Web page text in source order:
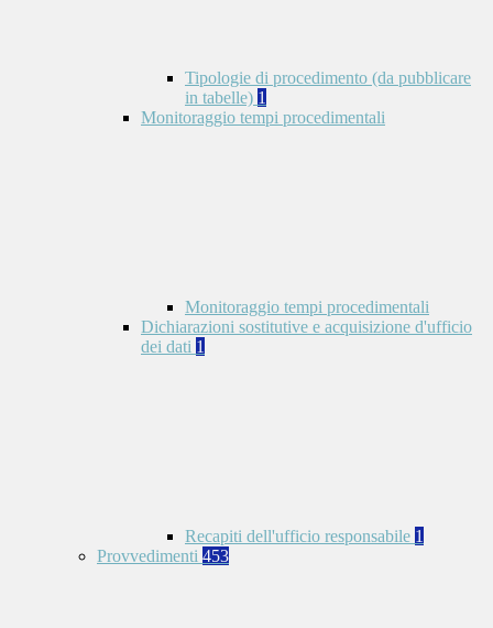
Tipologie di procedimento (da pubblicare
in tabelle) 1
Monitoraggio tempi procedimentali
Monitoraggio tempi procedimentali
Dichiarazioni sostitutive e acquisizione d'ufficio
dei dati 1
Recapiti dell'ufficio responsabile 1
Provvedimenti 453